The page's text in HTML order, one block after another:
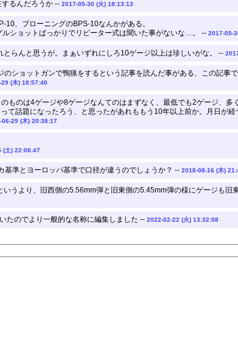
るんだろうか -- 2017-05-30 (火) 18:13:13
、ブローニングのBPS-10なんかがある。
ショットばっかりでリピーター式は聞いた事がないな…。 -- 2017-05-
らんと思うが。まぁいずれにしろ10ゲージ以上は珍しいがな。 --
ショットガンで鴨猟をするという記事を読んだ事がある、この記事
(木) 18:57:40
ものは4ゲージや8ゲージなんてのはまずなく、最低でも2ゲージ、多
て話題になったろう、と思ったがあれももう10年以上前か。月日が経
06-29 (木) 20:38:17
(土) 22:06:47
準とヨーロッパ基準で口径が違うのでしょうか？ -- 2018-08-16 (木)
うより、旧西側の5.56mm弾と旧東側の5.45mm弾の様にゲージも
たのでより一般的な名称に編集しました -- 2022-02-22 (火) 13:32:08